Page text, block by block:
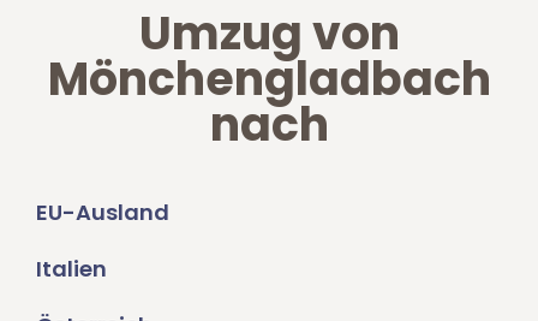
Umzug von
Mönchengladbach
nach
EU-Ausland
Italien